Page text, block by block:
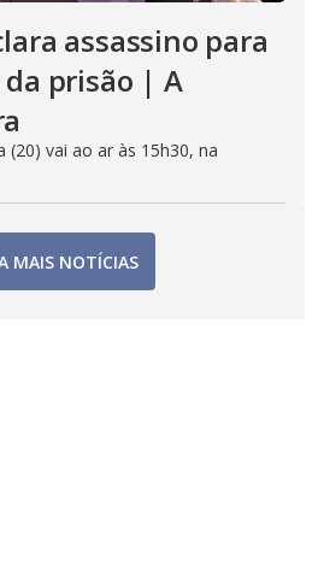
assassino para
prisão | A
(20) vai ao ar às 15h30, na
MAIS NOTÍCIAS